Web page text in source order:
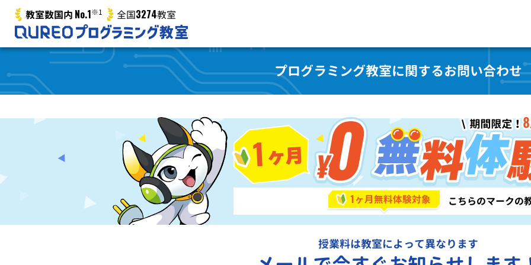
教室数国内 No.1※1 全国3274教室
プログラミング教室に関するお問い合わせ
授業料は教室によって異なります